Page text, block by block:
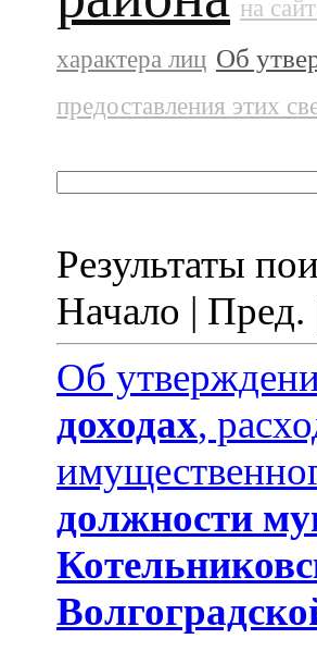
на
характера лиц Об
предоставления этих
Результаты
Начало | Пред.
Об
доходах,
должности